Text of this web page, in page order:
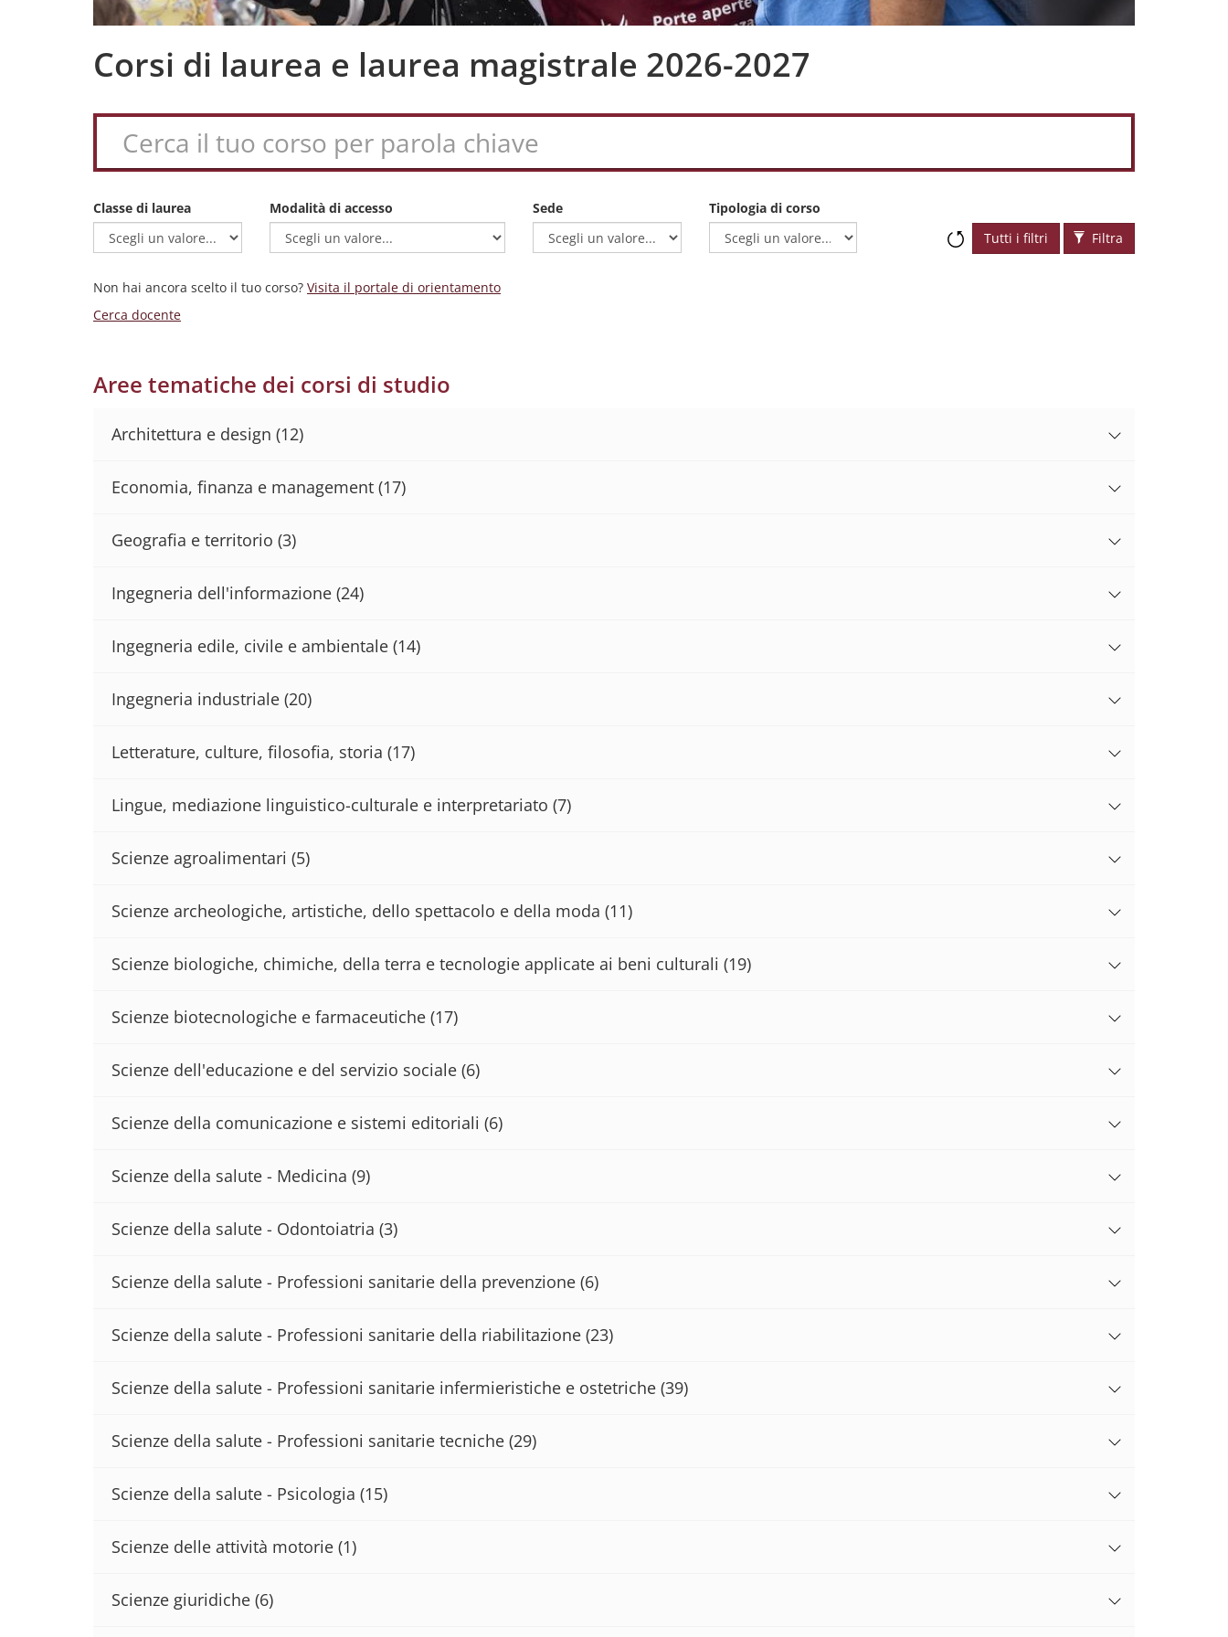
Corsi di laurea e laurea magistrale 2026-2027
Classe di laurea Modalità di accesso Sede
Tipologia di corso
Tutti i filtri
Filtra
Non hai ancora scelto il tuo corso? Visita il portale di orientamento
Cerca docente
Aree tematiche dei corsi di studio
Architettura e design (12)
Economia, finanza e management (17)
Geografia e territorio (3)
Ingegneria dell'informazione (24)
Ingegneria edile, civile e ambientale (14)
Ingegneria industriale (20)
Letterature, culture, filosofia, storia (17)
Lingue, mediazione linguistico-culturale e interpretariato (7)
Scienze agroalimentari (5)
Scienze archeologiche, artistiche, dello spettacolo e della moda (11)
Scienze biologiche, chimiche, della terra e tecnologie applicate ai beni culturali (19)
Scienze biotecnologiche e farmaceutiche (17)
Scienze dell'educazione e del servizio sociale (6)
Scienze della comunicazione e sistemi editoriali (6)
Scienze della salute - Medicina (9)
Scienze della salute - Odontoiatria (3)
Scienze della salute - Professioni sanitarie della prevenzione (6)
Scienze della salute - Professioni sanitarie della riabilitazione (23)
Scienze della salute - Professioni sanitarie infermieristiche e ostetriche (39)
Scienze della salute - Professioni sanitarie tecniche (29)
Scienze della salute - Psicologia (15)
Scienze delle attività motorie (1)
Scienze giuridiche (6)